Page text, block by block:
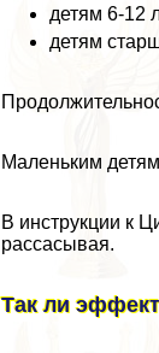
детям 6-12
детям
Маленьким
В инструкции к
рассасывая.
Так ли